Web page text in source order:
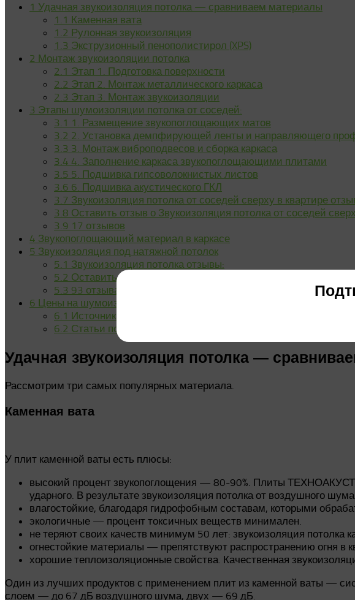
1 Удачная звукоизоляция потолка — сравниваем материалы
1.1 Каменная вата
1.2 Рулонная звукоизоляция
1.3 Экструзионный пенополистирол (XPS)
2 Монтаж звукоизоляции потолка
2.1 Этап 1. Подготовка поверхности
2.2 Этап 2. Монтаж металлического каркаса
2.3 Этап 3. Монтаж звукоизоляции
3 Этапы шумоизоляции потолка от соседей:
3.1 1. Размещение звукопоглощающих матов
3.2 2. Установка демпфирующей ленты и направляющего
3.3 3. Монтаж виброподвесов и сборка каркаса
3.4 4. Заполнение каркаса звукопоглощающими плитами
3.5 5. Подшивка гипсоволокнистых листов
3.6 6. Подшивка акустического ГКЛ
3.7 Звукоизоляция потолка от соседей сверху в квартире
3.8 Оставить отзыв о Звукоизоляция потолка от соседей
3.9 17 отзывов
4 Звукопоглощающий материал в каркасе
5 Звукоизоляция под натяжной потолок
5.1 Звукоизоляция потолка отзывы:
5.2 Оставить отзыв о Звукоизоляция потолка Отменить ответ
5.3 93 отзыва
6 Цены на шумоизоляцию потолка
6.1 Источники:
6.2 Статьи по теме:
Удачная звукоизоляция потолка —
Рассмотрим три самых популярных материала.
Каменная вата
У плит каменной ваты есть плюсы:
высокий процент звукопоглощения — 80-90%. Плиты
ударного. В результате звукоизоляция потолка от воздушного
влагостойкие, благодаря гидрофобным составам, которыми
экологичные — процент токсичных веществ минимален.
не теряют своих качеств минимум 50 лет: звукоизоляция
огнестойкие материалы — препятствуют распространению огня в
хорошие теплоизоляционные свойства. Качественная
Один из лучших продуктов с применением плит из каменной ваты —
слоем — до 67 дБ воздушного шума, двух — 69 дБ.